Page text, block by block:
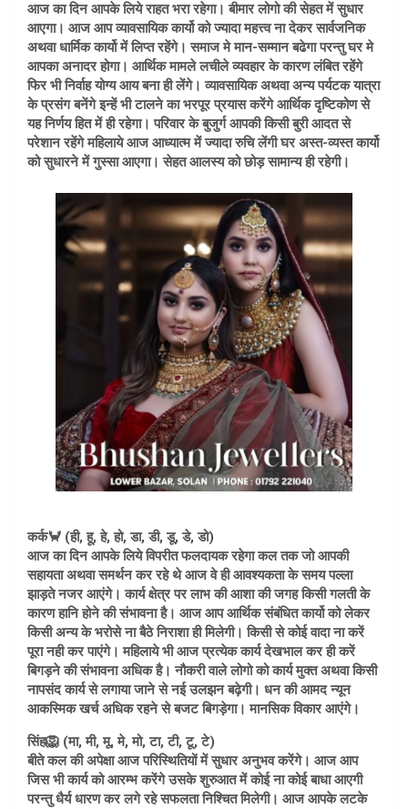
आज का दिन आपके लिये राहत भरा रहेगा। बीमार लोगो की सेहत में सुधार
आएगा। आज आप व्यावसायिक कार्यो को ज्यादा महत्त्व ना देकर सार्वजनिक
अथवा धार्मिक कार्यो में लिप्त रहेंगे। समाज मे मान-सम्मान बढेगा परन्तु घर मे
आपका अनादर होगा। आर्थिक मामले लचीले व्यवहार के कारण लंबित रहेंगे
फिर भी निर्वाह योग्य आय बना ही लेंगे। व्यावसायिक अथवा अन्य पर्यटक यात्रा
के प्रसंग बनेंगे इन्हें भी टालने का भरपूर प्रयास करेंगे आर्थिक दृष्टिकोण से
यह निर्णय हित में ही रहेगा। परिवार के बुजुर्ग आपकी किसी बुरी आदत से
परेशान रहेंगे महिलाये आज आध्यात्म में ज्यादा रुचि लेंगी घर अस्त-व्यस्त कार्यो
को सुधारने में गुस्सा आएगा। सेहत आलस्य को छोड़ सामान्य ही रहेगी।
कर्क🦀 (ही, हू, हे, हो, डा, डी, डू, डे, डो)
आज का दिन आपके लिये विपरीत फलदायक रहेगा कल तक जो आपकी
सहायता अथवा समर्थन कर रहे थे आज वे ही आवश्यकता के समय पल्ला
झाड़ते नजर आएंगे। कार्य क्षेत्र पर लाभ की आशा की जगह किसी गलती के
कारण हानि होने की संभावना है। आज आप आर्थिक संबंधित कार्यो को लेकर
किसी अन्य के भरोसे ना बैठे निराशा ही मिलेगी। किसी से कोई वादा ना करें
पूरा नही कर पाएंगे। महिलाये भी आज प्रत्येक कार्य देखभाल कर ही करें
बिगड़ने की संभावना अधिक है। नौकरी वाले लोगो को कार्य मुक्त अथवा किसी
नापसंद कार्य से लगाया जाने से नई उलझन बढ़ेगी। धन की आमद न्यून
आकस्मिक खर्च अधिक रहने से बजट बिगड़ेगा। मानसिक विकार आएंगे।
सिंह🦁 (मा, मी, मू, मे, मो, टा, टी, टू, टे)
बीते कल की अपेक्षा आज परिस्थितियों में सुधार अनुभव करेंगे। आज आप
जिस भी कार्य को आरम्भ करेंगे उसके शुरुआत में कोई ना कोई बाधा आएगी
परन्तु धैर्य धारण कर लगे रहे सफलता निश्चित मिलेगी। आज आपके लटके